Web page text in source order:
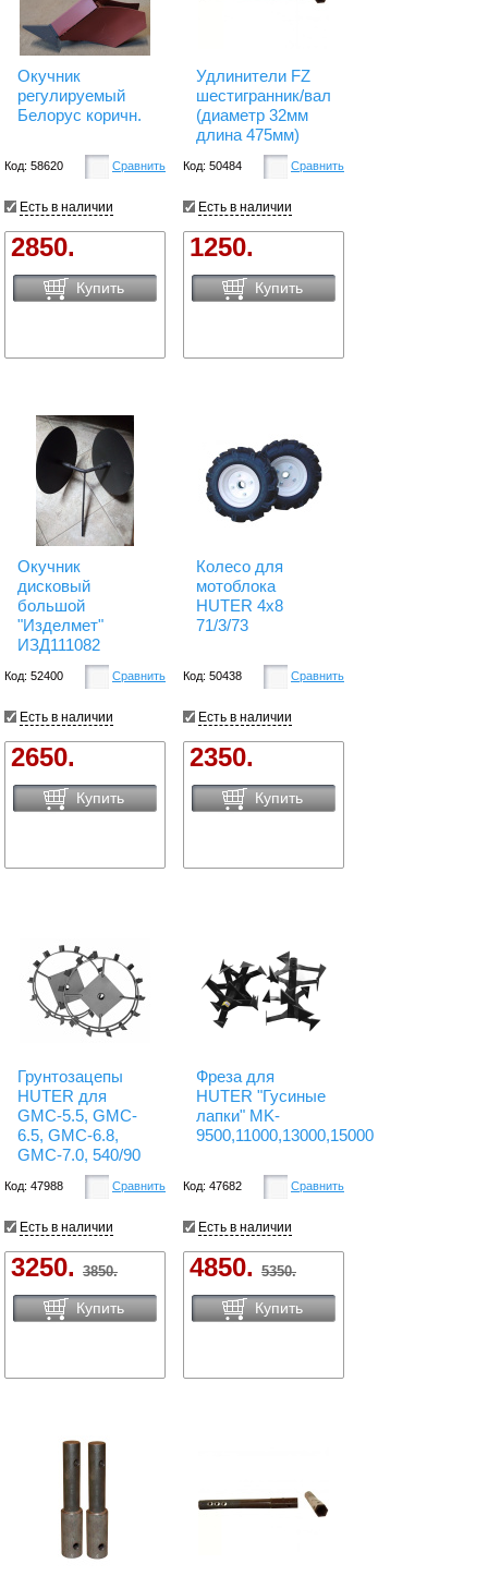
Окучник
регулируемый
Белорус коричн.
Код: 58620 Сравнить
Есть в наличии
2850.
Купить
Удлинители FZ
шестигранник/вал
(диаметр 32мм
длина 475мм)
Код: 50484 Сравнить
Есть в наличии
1250.
Купить
Окучник
дисковый
большой
"Изделмет"
ИЗД111082
Код: 52400 Сравнить
Есть в наличии
2650.
Купить
Колесо для
мотоблока
HUTER 4х8
71/3/73
Код: 50438 Сравнить
Есть в наличии
2350.
Купить
Грунтозацепы
HUTER для
GMC-5.5, GMC-
6.5, GMC-6.8,
GMC-7.0, 540/90
Код: 47988 Сравнить
Есть в наличии
3250. 3850.
Купить
Фреза для
HUTER "Гусиные
лапки" MK-
9500,11000,13000,15000
Код: 47682 Сравнить
Есть в наличии
4850. 5350.
Купить